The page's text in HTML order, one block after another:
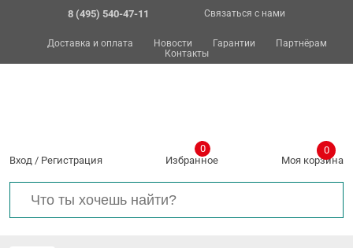
8 (495) 540-47-11 Связаться с нами
Доставка и оплата Новости Гарантии
Партнёрам
Контакты
Вход / Регистрация Избранное
0
Моя корзина
0